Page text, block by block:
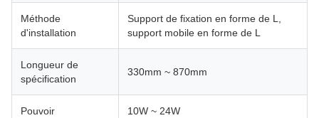
Méthode
d'installation
Support de fixation en forme de L,
support mobile en forme de L
Longueur de
spécification
330mm ~ 870mm
Pouvoir 10W ~ 24W